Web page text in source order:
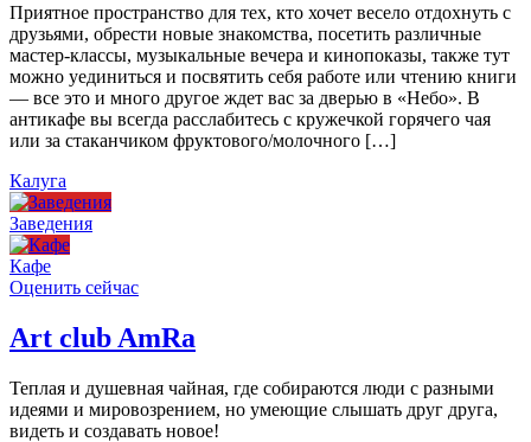
Приятное пространство для тех, кто хочет весело отдохнуть с
друзьями, обрести новые знакомства, посетить различные
мастер-классы, музыкальные вечера и кинопоказы, также тут
можно уединиться и посвятить себя работе или чтению книги
— все это и много другое ждет вас за дверью в «Небо». В
антикафе вы всегда расслабитесь с кружечкой горячего чая
или за стаканчиком фруктового/молочного […]
Калуга
Заведения
Кафе
Оценить сейчас
Art сlub AmRa
Теплая и душевная чайная, где собираются люди с разными
идеями и мировозрением, но умеющие слышать друг друга,
видеть и создавать новое!